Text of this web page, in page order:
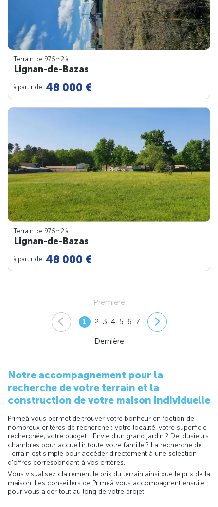
Terrain de 975m2 à
Lignan-de-Bazas
à partir de 48 000 €
Terrain de 975m2 à
Lignan-de-Bazas
à partir de 48 000 €
Première
1 2 3 4 5 6 7
Dernière
Notre accompagnement pour la
recherche de votre terrain et la
construction de votre maison individuelle
Primeâ vous permet de trouver votre bonheur en foction de
nombreux critères de recherche : votre localité, votre superficie
recherchée, votre budget... Envie d'un grand jardin ? De plusieurs
chambres pour accueillir toute votre famille ? La recherche de
Terrain est simple pour accéder directement à une sélection
d'offres correspondant à vos critères.
Vous visualisez clairement le prix du terrain ainsi que le prix de la
maison. Les conseillers de Primeâ vous accompagnent ensuite
pour vous aider tout au long de votre projet.